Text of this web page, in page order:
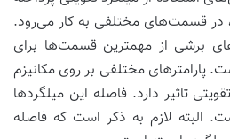
در قسمت‌های مختلفی به کار می‌رود.
برشی از مهمترین قسمت‌ها برای
پارامترهای مختلفی بر روی مکانیزم
تاثیر دارد. فاصله این میلگردها
البته لازم به ذکر است که فاصله